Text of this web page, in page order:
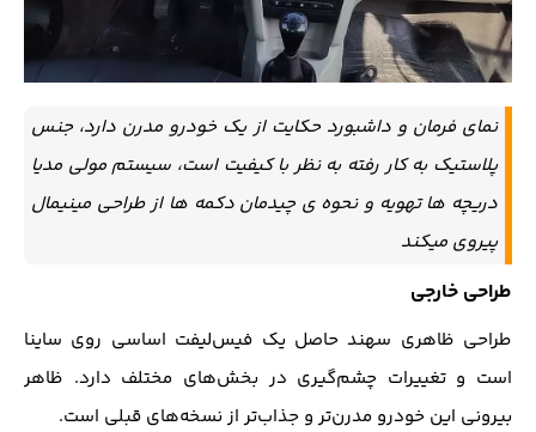
نمای فرمان و داشبورد حکایت از یک خودرو مدرن دارد، جنس
پلاستیک به کار رفته به نظر با کیفیت است، سیستم مولی مدیا
دریچه ها تهویه و نحوه ی چیدمان دکمه ها از طراحی مینیمال
پیروی میکند
طراحی خارجی
طراحی ظاهری سهند حاصل یک فیس‌لیفت اساسی روی ساینا
است و تغییرات چشم‌گیری در بخش‌های مختلف دارد. ظاهر
بیرونی این خودرو مدرن‌تر و جذاب‌تر از نسخه‌های قبلی است.